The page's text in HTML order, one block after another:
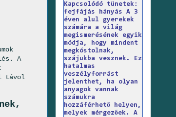
A
távol
Kapcsolódó tünetek:
fejfájás hányás A 3
éven alul gyerekek
számára a világ
megismerésének egyik
módja, hogy mindent
megkóstolnak,
szájukba vesznek. Ez
hatalmas
veszélyforrást
jelenthet, ha olyan
anyagok vannak
számukra
hozzáférhető helyen,
melyek mérgezőek. A